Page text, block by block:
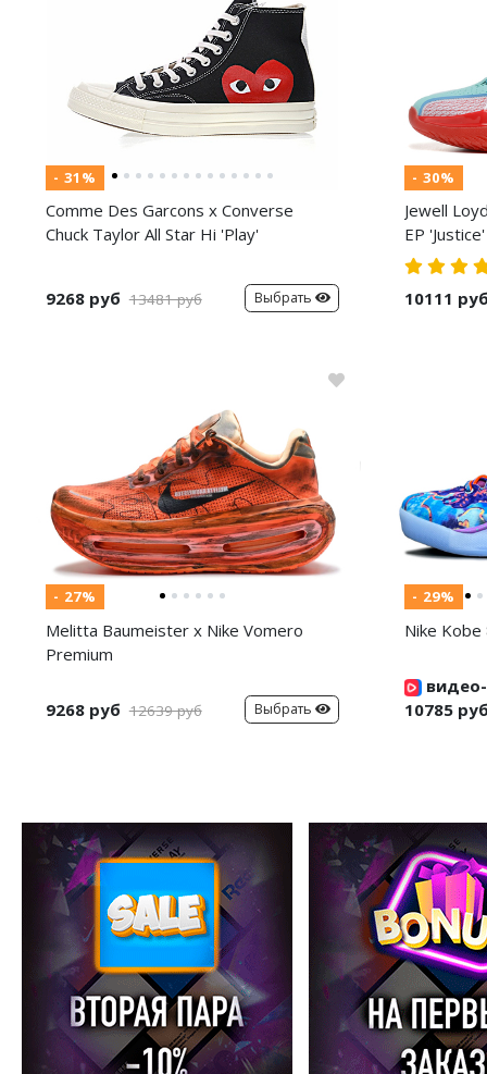
- 31%
Comme Des Garcons x Converse
Chuck Taylor All Star Hi 'Play'
9268 руб 13481 руб Выбрать
- 30%
Jewell
EP 'Justice'
10111 руб
- 27%
Melitta Baumeister x Nike Vomero
Premium
9268 руб 12639 руб Выбрать
- 29%
Nike
10785 руб